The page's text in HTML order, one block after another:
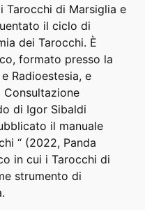
Tarocchi di Marsiglia e
il ciclo di
dei Tarocchi. È
formato presso la
Radioestesia, e
di Igor Sibaldi
il manuale
“ (2022, Panda
in cui i Tarocchi di
strumento di